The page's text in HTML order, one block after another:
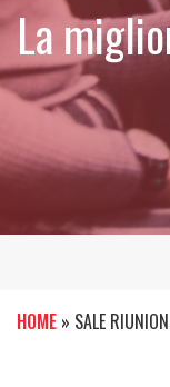
La
HOME » SALE